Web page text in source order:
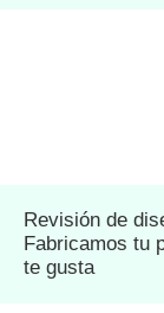
Revisión de
Fabricamos tu
te gusta